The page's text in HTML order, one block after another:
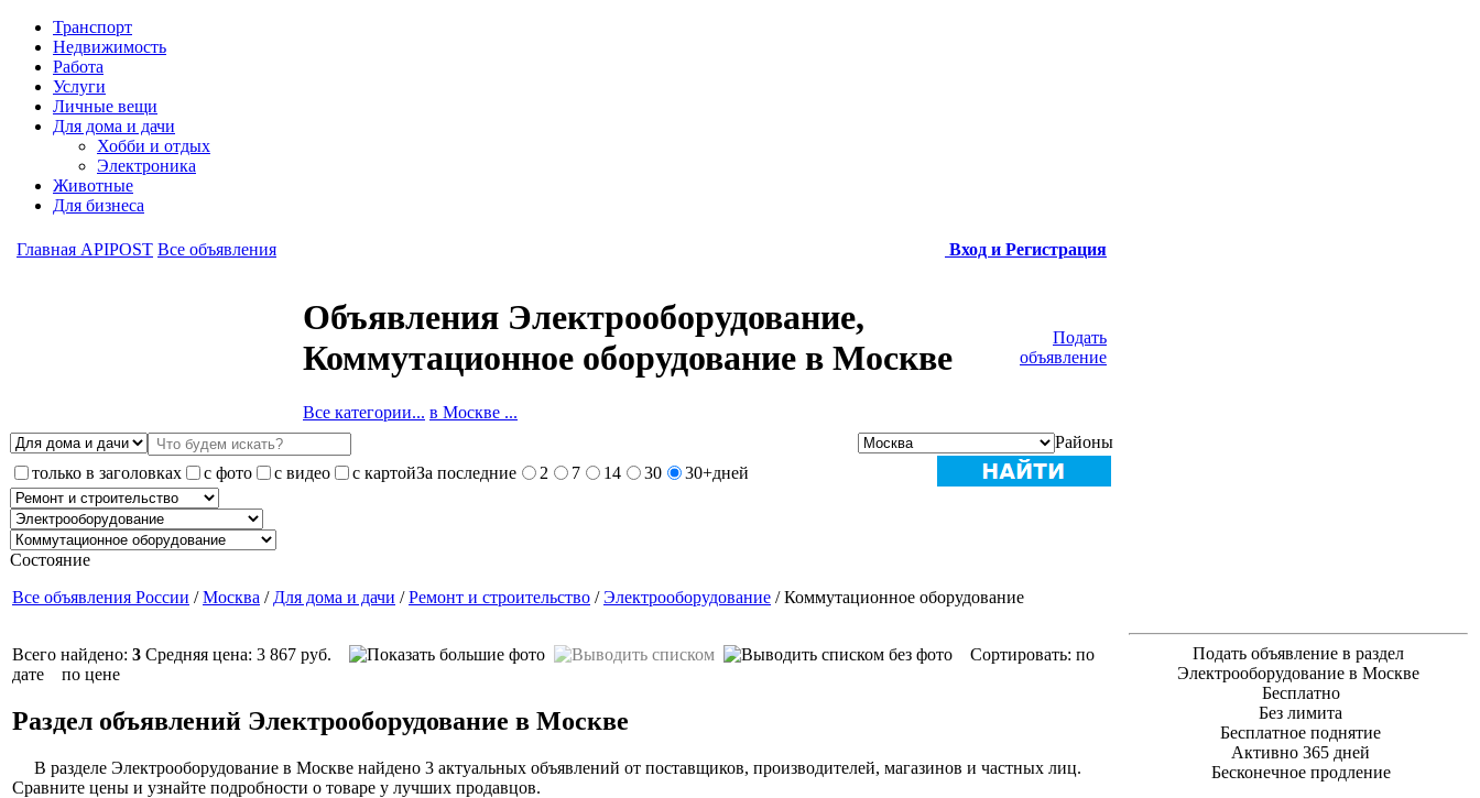
Транспорт
Недвижимость
Работа
Услуги
Личные вещи
Для дома и дачи
Хобби и отдых
Электроника
Животные
Для бизнеса
Главная APIPOST Все объявления Вход и Регистрация
Объявления Электрооборудование,
Коммутационное оборудование в Москве
Все категории... в Москве ...
Подать
объявление
Районы
только в заголовках
с фото с видео с картойЗа последние 2 7 14 30 30+дней
Состояние
Все объявления России /Москва / Для дома и дачи /Ремонт и строительство /Электрооборудование / Коммутационное оборудование
Всего найдено: 3 Средняя цена: 3 867 руб. Сортировать: по
дате
по цене
Раздел объявлений Электрооборудование в Москве
В разделе Электрооборудование в Москве найдено 3 актуальных объявлений от поставщиков, производителей, магазинов и частных лиц.
Сравните цены и узнайте подробности о товаре у лучших продавцов.
Подать объявление в раздел
Электрооборудование в Москве
Бесплатно
Без лимита
Бесплатное поднятие
Активно 365 дней
Бесконечное продление